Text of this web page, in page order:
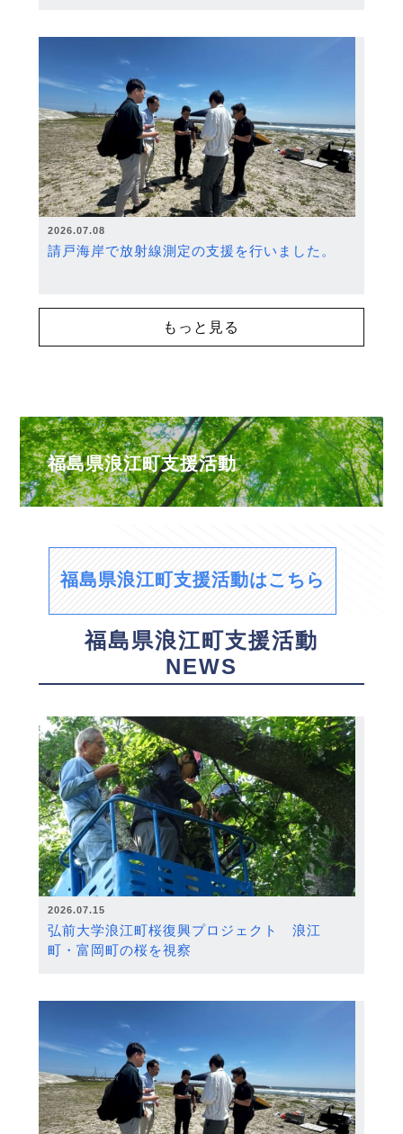
2026.07.08
請戸海岸で放射線測定の支援を行いました。
もっと見る
福島県浪江町支援活動
福島県浪江町支援活動はこちら
福島県浪江町支援活動
NEWS
2026.07.15
弘前大学浪江町桜復興プロジェクト 浪江
町・富岡町の桜を視察